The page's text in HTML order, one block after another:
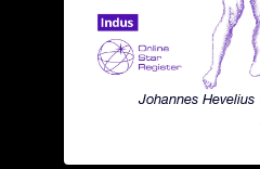
Johannes Hevelius